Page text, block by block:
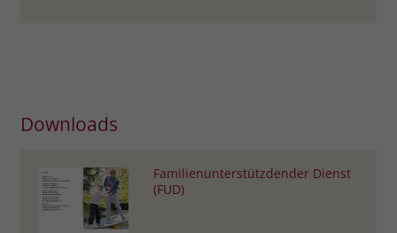
Downloads
Familienunterstützdender Dienst
(FUD)